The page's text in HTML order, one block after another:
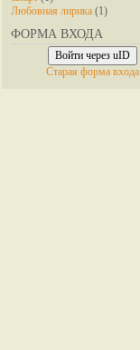
Любовная лирика (1)
ФОРМА ВХОДА
Войти через uID
Старая форма входа